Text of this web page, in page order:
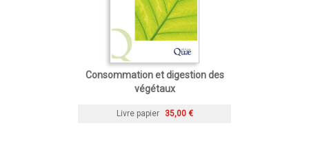
Consommation et digestion des
végétaux
Livre papier 35,00 €